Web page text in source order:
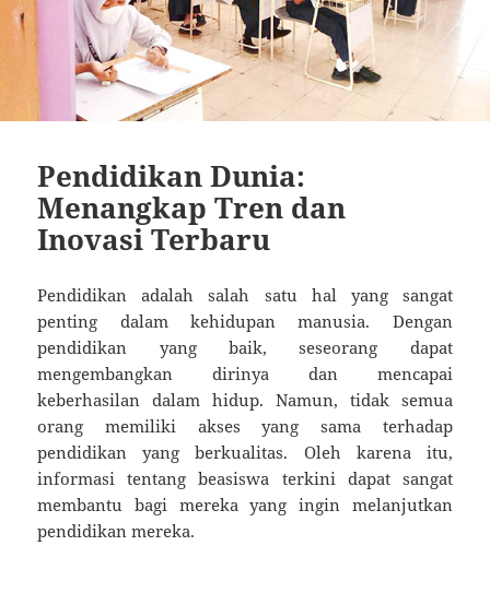
Pendidikan Dunia:
Menangkap Tren dan
Inovasi Terbaru
Pendidikan adalah salah satu hal yang sangat
penting dalam kehidupan manusia. Dengan
pendidikan yang baik, seseorang dapat
mengembangkan dirinya dan mencapai
keberhasilan dalam hidup. Namun, tidak semua
orang memiliki akses yang sama terhadap
pendidikan yang berkualitas. Oleh karena itu,
informasi tentang beasiswa terkini dapat sangat
membantu bagi mereka yang ingin melanjutkan
pendidikan mereka.